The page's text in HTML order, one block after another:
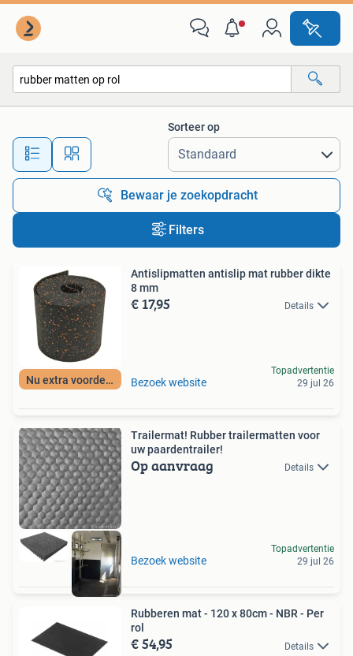
Alle afstanden…
Sorteer op
Bewaar je zoekopdracht
Filters
Nu extra voordeel
Antislipmatten antislip mat rubber dikte
8 mm
€ 17,95 Details
Bezoek website
Topadvertentie
29 jul 26
Trailermat! Rubber trailermatten voor
uw paardentrailer!
Op aanvraag Details
Bezoek website
Topadvertentie
29 jul 26
Rubberen mat - 120 x 80cm - NBR - Per
rol
€ 54,95 Details